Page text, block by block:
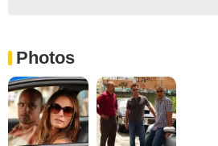
Photos